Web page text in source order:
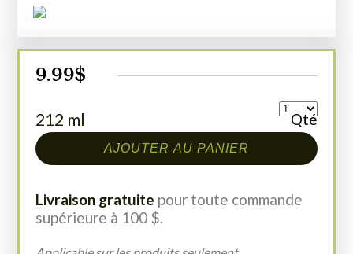
9.99$
212 ml Qté
AJOUTER AU PANIER
Livraison gratuite pour toute commande
supérieure à 100 $.